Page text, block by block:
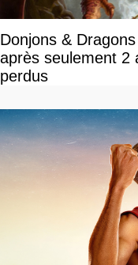
Donjons &
après seulement 2
perdus